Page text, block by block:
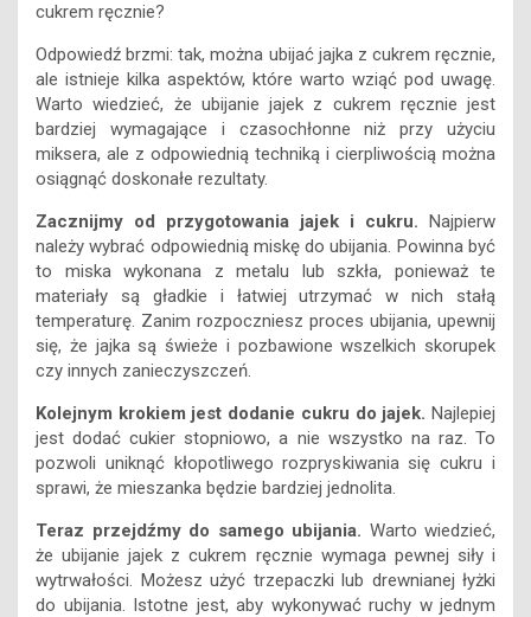
cukrem ręcznie?
Odpowiedź brzmi: tak, można ubijać jajka z cukrem ręcznie,
ale istnieje kilka aspektów, które warto wziąć pod uwagę.
Warto wiedzieć, że ubijanie jajek z cukrem ręcznie jest
bardziej wymagające i czasochłonne niż przy użyciu
miksera, ale z odpowiednią techniką i cierpliwością można
osiągnąć doskonałe rezultaty.
Zacznijmy od przygotowania jajek i cukru. Najpierw
należy wybrać odpowiednią miskę do ubijania. Powinna być
to miska wykonana z metalu lub szkła, ponieważ te
materiały są gładkie i łatwiej utrzymać w nich stałą
temperaturę. Zanim rozpoczniesz proces ubijania, upewnij
się, że jajka są świeże i pozbawione wszelkich skorupek
czy innych zanieczyszczeń.
Kolejnym krokiem jest dodanie cukru do jajek. Najlepiej
jest dodać cukier stopniowo, a nie wszystko na raz. To
pozwoli uniknąć kłopotliwego rozpryskiwania się cukru i
sprawi, że mieszanka będzie bardziej jednolita.
Teraz przejdźmy do samego ubijania. Warto wiedzieć,
że ubijanie jajek z cukrem ręcznie wymaga pewnej siły i
wytrwałości. Możesz użyć trzepaczki lub drewnianej łyżki
do ubijania. Istotne jest, aby wykonywać ruchy w jednym